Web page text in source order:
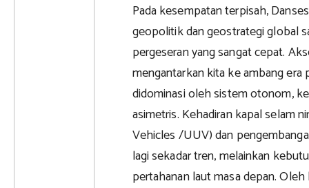
Pada kesempatan terpisah,
geopolitik dan geostrategi global
pergeseran yang sangat cepat.
mengantarkan kita ke ambang era
didominasi oleh sistem otonom,
asimetris. Kehadiran kapal selam
Vehicles /UUV) dan
lagi sekadar tren, melainkan
pertahanan laut masa depan.